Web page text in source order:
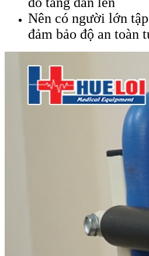
Nên có người lớn
đảm bảo độ an toàn